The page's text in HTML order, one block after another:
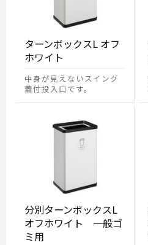
ターンボックスL オフ
ホワイト
中身が見えないスイング
蓋付投入口です。
分別ターンボックスL
オフホワイト 一般ゴ
ミ用